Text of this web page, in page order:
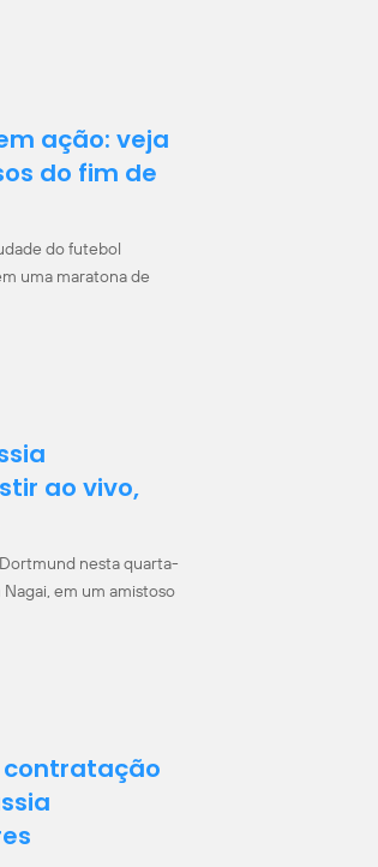
ação: veja
do fim de
do futebol
uma maratona de
ao vivo,
nesta quarta-
Nagai, em um amistoso
contratação